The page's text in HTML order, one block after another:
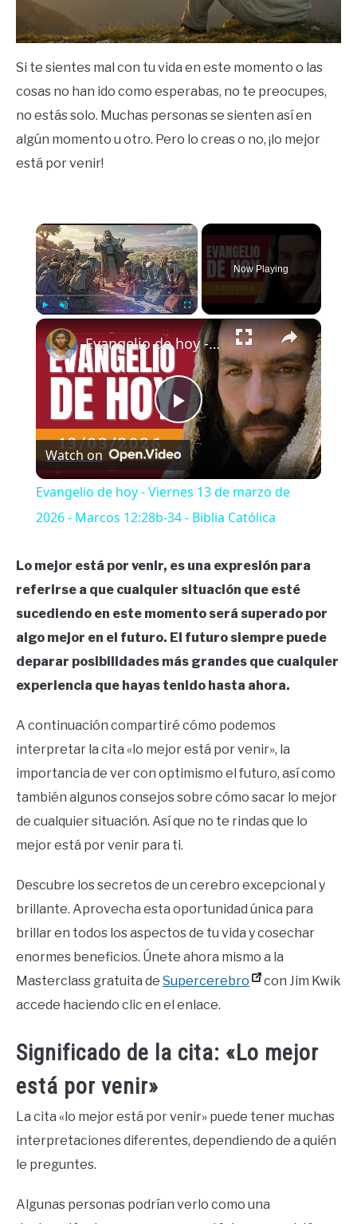
Si te sientes mal con tu vida en este momento o las
cosas no han ido como esperabas, no te preocupes,
no estás solo. Muchas personas se sienten así en
algún momento u otro. Pero lo creas o no, ¡lo mejor
está por venir!
×
Fullscreen
Now Playing
×
Play
Video
Evangelio de hoy - Viernes 13 de marzo de 2026 - Marcos 12:28b-34 - Biblia Católica
Watch on
Evangelio de hoy - Viernes 13 de marzo de
2026 - Marcos 12:28b-34 - Biblia Católica
Lo mejor está por venir, es una expresión para
referirse a que cualquier situación que esté
sucediendo en este momento será superado por
algo mejor en el futuro. El futuro siempre puede
deparar posibilidades más grandes que cualquier
experiencia que hayas tenido hasta ahora.
A continuación compartiré cómo podemos
interpretar la cita «lo mejor está por venir», la
importancia de ver con optimismo el futuro, así como
también algunos consejos sobre cómo sacar lo mejor
de cualquier situación. Así que no te rindas que lo
mejor está por venir para ti.
Descubre los secretos de un cerebro excepcional y
brillante. Aprovecha esta oportunidad única para
brillar en todos los aspectos de tu vida y cosechar
enormes beneficios. Únete ahora mismo a la
Masterclass gratuita de Supercerebro
con Jim Kwik
accede haciendo clic en el enlace.
Significado de la cita: «Lo mejor
está por venir»
La cita «lo mejor está por venir» puede tener muchas
interpretaciones diferentes, dependiendo de a quién
le preguntes.
Algunas personas podrían verlo como una